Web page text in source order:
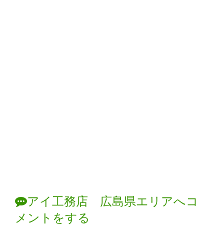
アイ工務店 広島県エリアへコ
メントをする